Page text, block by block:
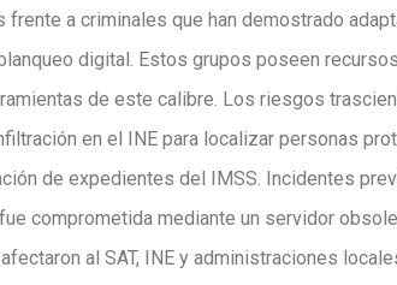
a criminales que han demostrado
digital. Estos grupos poseen
de este calibre. Los riesgos
en el INE para localizar personas
de expedientes del IMSS. Incidentes
comprometida mediante un servidor
al SAT, INE y administraciones